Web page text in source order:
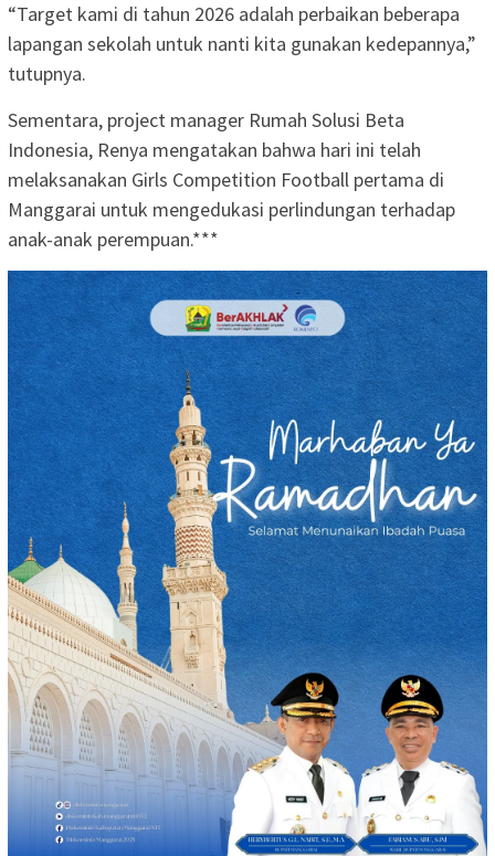
“Target kami di tahun 2026 adalah perbaikan beberapa
lapangan sekolah untuk nanti kita gunakan kedepannya,”
tutupnya.
Sementara, project manager Rumah Solusi Beta
Indonesia, Renya mengatakan bahwa hari ini telah
melaksanakan Girls Competition Football pertama di
Manggarai untuk mengedukasi perlindungan terhadap
anak-anak perempuan.***